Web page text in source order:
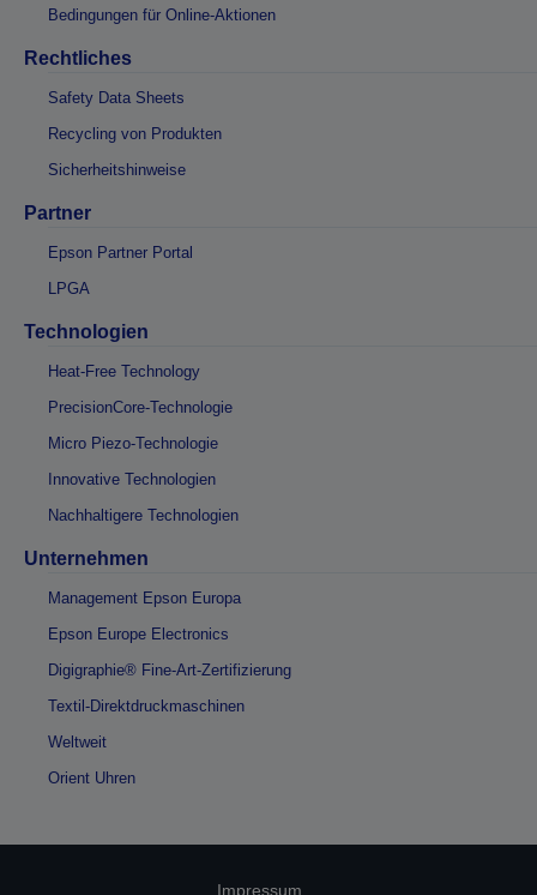
Bedingungen für Online-Aktionen
Rechtliches
Safety Data Sheets
Recycling von Produkten
Sicherheitshinweise
Partner
Epson Partner Portal
LPGA
Technologien
Heat-Free Technology
PrecisionCore-Technologie
Micro Piezo-Technologie
Innovative Technologien
Nachhaltigere Technologien
Unternehmen
Management Epson Europa
Epson Europe Electronics
Digigraphie® Fine-Art-Zertifizierung
Textil-Direktdruckmaschinen
Weltweit
Orient Uhren
Impressum